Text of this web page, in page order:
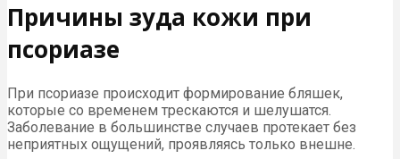
Причины зуда кожи при
псориазе
При псориазе происходит формирование бляшек,
которые со временем трескаются и шелушатся.
Заболевание в большинстве случаев протекает без
неприятных ощущений, проявляясь только внешне.